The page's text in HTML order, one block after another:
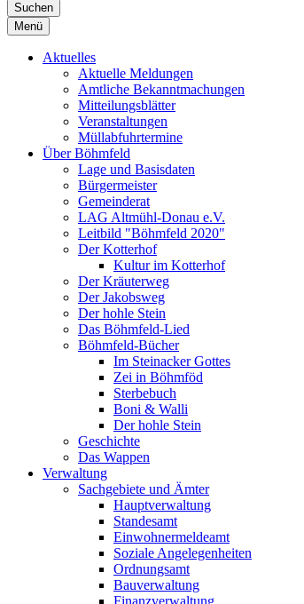
Suchen
Menü
Aktuelles
Aktuelle Meldungen
Amtliche Bekanntmachungen
Mitteilungsblätter
Veranstaltungen
Müllabfuhrtermine
Über Böhmfeld
Lage und Basisdaten
Bürgermeister
Gemeinderat
LAG Altmühl-Donau e.V.
Leitbild "Böhmfeld 2020"
Der Kotterhof
Kultur im Kotterhof
Der Kräuterweg
Der Jakobsweg
Der hohle Stein
Das Böhmfeld-Lied
Böhmfeld-Bücher
Im Steinacker Gottes
Zei in Böhmföd
Sterbebuch
Boni & Walli
Der hohle Stein
Geschichte
Das Wappen
Verwaltung
Sachgebiete und Ämter
Hauptverwaltung
Standesamt
Einwohnermeldeamt
Soziale Angelegenheiten
Ordnungsamt
Bauverwaltung
Finanzverwaltung